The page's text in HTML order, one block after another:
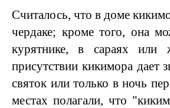
Считалось, что в доме
чердаке; кроме того, она
курятнике, в сараях
присутствии кикимора дает
святок или только в ночь
местах полагали, что